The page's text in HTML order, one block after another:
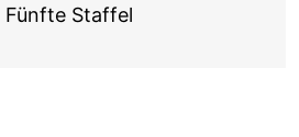
Fünfte Staffel